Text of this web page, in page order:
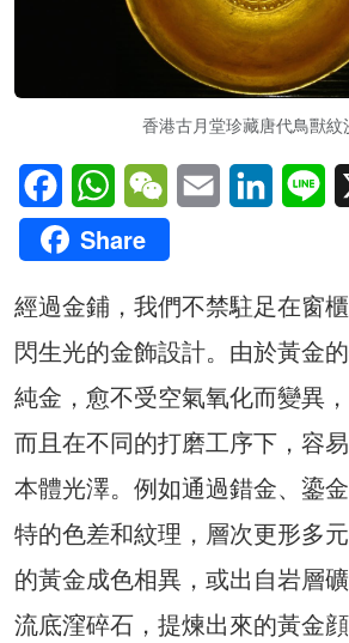
香港古月堂珍藏唐代鳥獸紋
FacebookWhatsAppWeChatEmail LinkedIn
Share
經過金鋪，我們不禁駐足在窗
閃生光的金飾設計。由於黃金
純金，愈不受空氣氧化而變異
而且在不同的打磨工序下，容
本體光澤。例如通過錯金、鎏
特的色差和紋理，層次更形多
的黃金成色相異，或出自岩層
流底漥碎石，提煉出來的黃金